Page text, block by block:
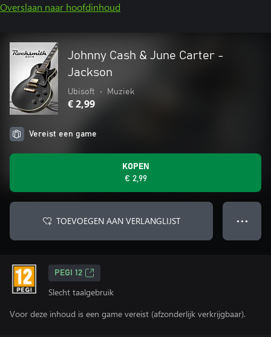
Overslaan naar hoofdinhoud
Johnny Cash & June Carter -
Jackson
Ubisoft • Muziek
€ 2,99
Vereist een game
KOPEN
€ 2,99
TOEVOEGEN AAN VERLANGLIJST ● ● ●
PEGI 12
Slecht taalgebruik
Voor deze inhoud is een game vereist (afzonderlijk verkrijgbaar).